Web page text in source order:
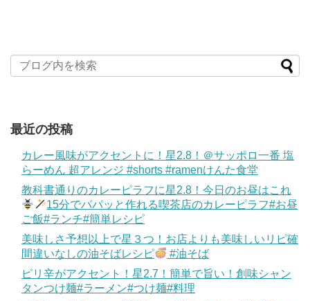
最近の投稿
カレー風味がアクセントに！星2.8！＠サッポロ一番 塩
らーめん 超アレンジ #shorts #ramenけんた食堂
教科書通りのカレーピラフに星2.8！今日のお昼はこれ
15分でパパッと作れる喫茶店のカレーピラフ#お昼
ご飯#ランチ#簡単レシピ
美味しさ予想以上で星３つ！お店よりも美味しいリピ確
間違いなしの油そばレシピ
#油そば
ピリ辛がアクセント！星2.7！簡単で旨い！創味シャン
タンつけ麺#ラーメン#つけ麺#料理